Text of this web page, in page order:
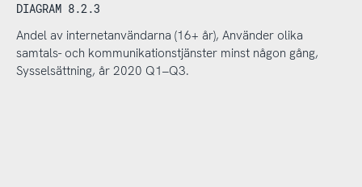
DIAGRAM 8.2.3
Andel av internetanvändarna (16+ år), Använder olika
samtals- och kommunikationstjänster minst någon gång,
Sysselsättning, år 2020 Q1–Q3.